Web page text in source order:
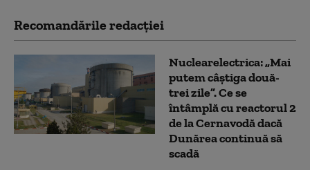
Recomandările redacţiei
Nuclearelectrica: „Mai
putem câștiga două-
trei zile”. Ce se
întâmplă cu reactorul 2
de la Cernavodă dacă
Dunărea continuă să
scadă